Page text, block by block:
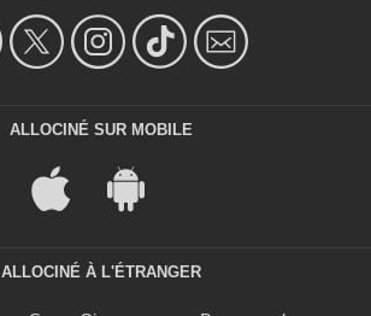
ALLOCINÉ SUR MOBILE
ALLOCINÉ À L'ÉTRANGER